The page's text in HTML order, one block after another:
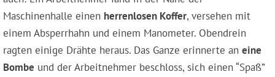
Maschinenhalle einen herrenlosen Koffer, versehen mit
einem Absperrhahn und einem Manometer. Obendrein
ragten einige Drähte heraus. Das Ganze erinnerte an eine
Bombe und der Arbeitnehmer beschloss, sich einen “Spaß”